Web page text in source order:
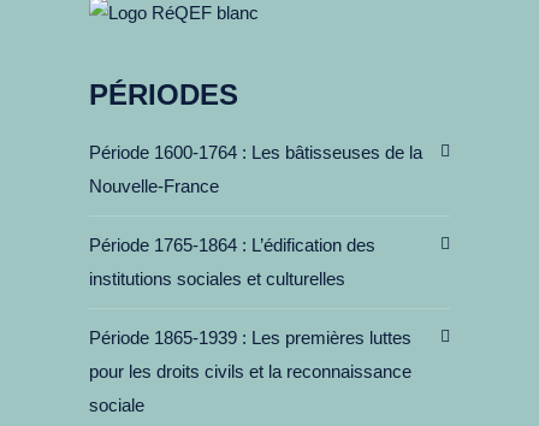
PÉRIODES
Période 1600-1764
Les bâtisseuses de la
Nouvelle-France
Période 1765-1864
L’édification des
institutions sociales et culturelles
Période 1865-1939
Les premières luttes
pour les droits civils et la reconnaissance
sociale